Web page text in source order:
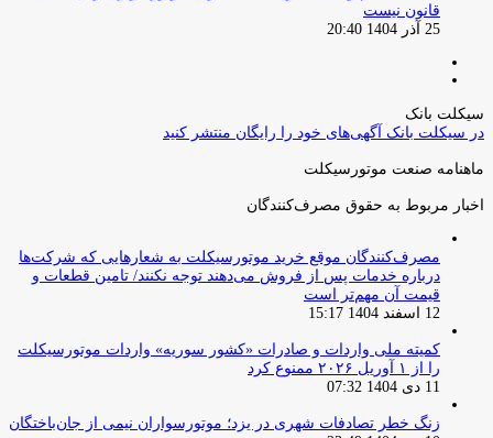
قانون نیست
25 آذر 1404 20:40
سیکلت بانک
در سیکلت بانک آگهی‌های خود را رایگان منتشر کنید
ماهنامه صنعت موتورسیکلت
اخبار مربوط به حقوق مصرف‌کنندگان
مصرف‌کنندگان موقع خرید موتورسیکلت به شعارهایی که شرکت‌ها
درباره خدمات پس از فروش می‌دهند توجه نکنند/ تامین قطعات و
قیمت آن مهم‌تر است
12 اسفند 1404 15:17
کمیته ملی واردات و صادرات «کشور سوریه» واردات موتورسیکلت
را از ۱ آوریل ۲۰۲۶ ممنوع کرد
11 دی 1404 07:32
زنگ خطر تصادفات شهری در یزد؛ موتورسواران نیمی از جان‌باختگان